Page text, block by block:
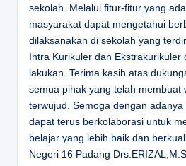
sekolah. Melalui fitur-fitur yang
masyarakat dapat mengetahui
dilaksanakan di sekolah yang
Intra Kurikuler dan Ekstrakurikuler
lakukan. Terima kasih atas
semua pihak yang telah membuat
terwujud. Semoga dengan
dapat terus berkolaborasi untuk
belajar yang lebih baik dan
Negeri 16 Padang